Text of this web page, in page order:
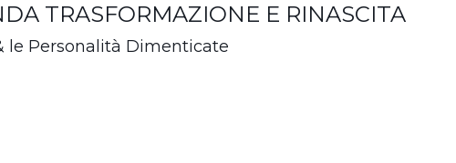
TRASFORMAZIONE E RINASCITA
le Personalità Dimenticate